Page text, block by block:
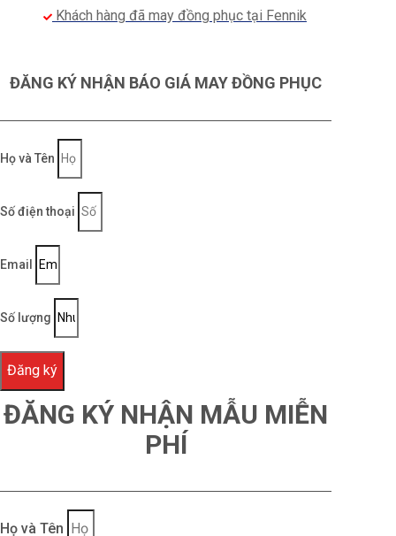
Khách hàng đã may đồng phục tại Fennik
ĐĂNG KÝ NHẬN BÁO GIÁ MAY ĐỒNG PHỤC
Họ và Tên
Số điện thoại
Email
Số lượng
Đăng ký
ĐĂNG KÝ NHẬN MẪU MIỄN
PHÍ
Họ và Tên